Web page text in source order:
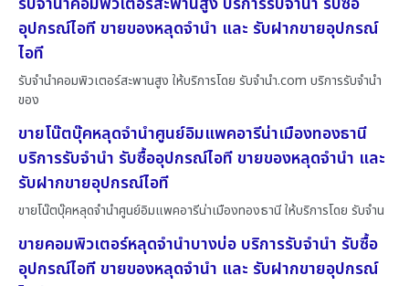
อุปกรณ์ไอที ขายของหลุดจำนำ และ รับฝากขายอุปกรณ์
ไอที
รับจำนำคอมพิวเตอร์สะพานสูง ให้บริการโดย รับจํานํา.com บริการรับจำนำ
ของ
ขายโน๊ตบุ๊คหลุดจำนำศูนย์อิมแพคอารีน่าเมืองทองธานี
บริการรับจำนำ รับซื้ออุปกรณ์ไอที ขายของหลุดจำนำ และ
รับฝากขายอุปกรณ์ไอที
ขายโน๊ตบุ๊คหลุดจำนำศูนย์อิมแพคอารีน่าเมืองทองธานี ให้บริการโดย รับจําน
ขายคอมพิวเตอร์หลุดจำนำบางบ่อ บริการรับจำนำ รับซื้อ
อุปกรณ์ไอที ขายของหลุดจำนำ และ รับฝากขายอุปกรณ์